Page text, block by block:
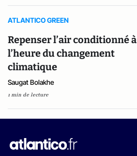
ATLANTICO GREEN
Repenser l’air conditionné à
l’heure du changement
climatique
Saugat Bolakhe
1 min de lecture